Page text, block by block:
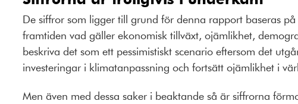
De siffror som ligger till grund för denna rapport baseras
framtiden vad gäller ekonomisk tillväxt, ojämlikhet,
beskriva det som ett pessimistiskt scenario eftersom det
investeringar i klimatanpassning och fortsätt ojämlikhet i
Men även med dessa saker i beaktande så är siffrorna